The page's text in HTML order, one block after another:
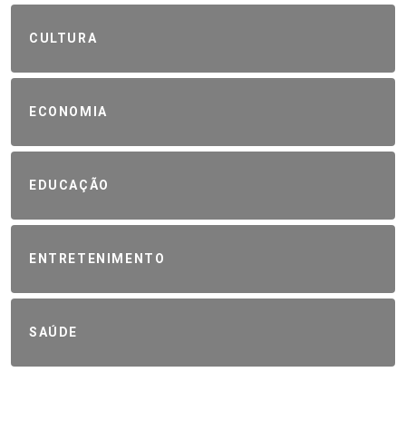
CULTURA
ECONOMIA
EDUCAÇÃO
ENTRETENIMENTO
SAÚDE